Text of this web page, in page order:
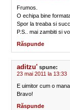
Frumos.
O echipa bine
Spor la treaba si
P.S.. mai zambiti si
Răspunde
aditzu' spune:
23 mai 2011 la 13:33
E uimitor cum o
Bravo!
Răspunde